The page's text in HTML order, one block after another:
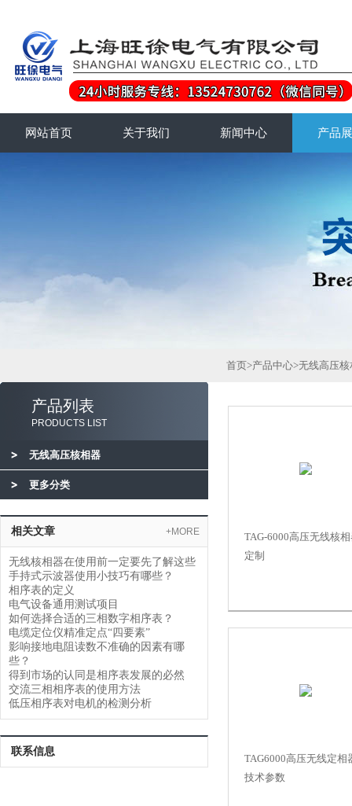
网站首页 关于我们 新闻中心 产品
产品列表
PRODUCTS LIST
无线高压核相器
更多分类
相关文章 +MORE
无线核相器在使用前一定要先了解这些
手持式示波器使用小技巧有哪些？
相序表的定义
电气设备通用测试项目
如何选择合适的三相数字相序表？
电缆定位仪精准定点“四要素”
影响接地电阻读数不准确的因素有哪
些？
得到市场的认同是相序表发展的必然
交流三相相序表的使用方法
低压相序表对电机的检测分析
联系信息
首页>产品中心>无线高压核
TAG-6000高压无线核
定制
TAG6000高压无线定相
技术参数